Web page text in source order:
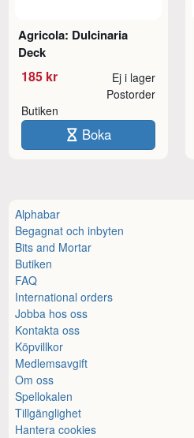
Agricola: Dulcinaria
Deck
185 kr Ej i lager
Butiken
Postorder
Boka
Alphabar
Begagnat och inbyten
Bits and Mortar
Butiken
FAQ
International orders
Jobba hos oss
Kontakta oss
Köpvillkor
Medlemsavgift
Om oss
Spellokalen
Tillgänglighet
Hantera cookies